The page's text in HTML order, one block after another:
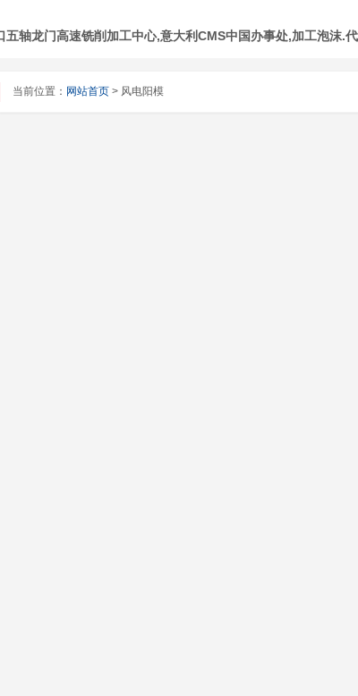
五轴龙门高速铣削加工中心,意大利CMS中国办事处,加工泡沫.
当前位置： 网站首页 > 风电阳模